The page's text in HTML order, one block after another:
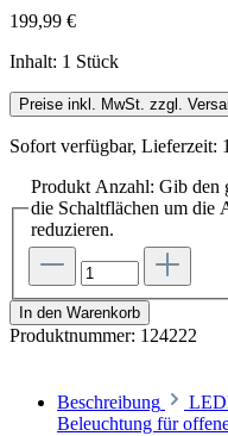
199,99 €
Inhalt: 1 Stück
Preise inkl. MwSt. zzgl.
Sofort verfügbar, Lieferzeit:
Produkt Anzahl: Gib den
die Schaltflächen um die
reduzieren.
In den Warenkorb
Produktnummer: 124222
Beschreibung
Beleuchtung für